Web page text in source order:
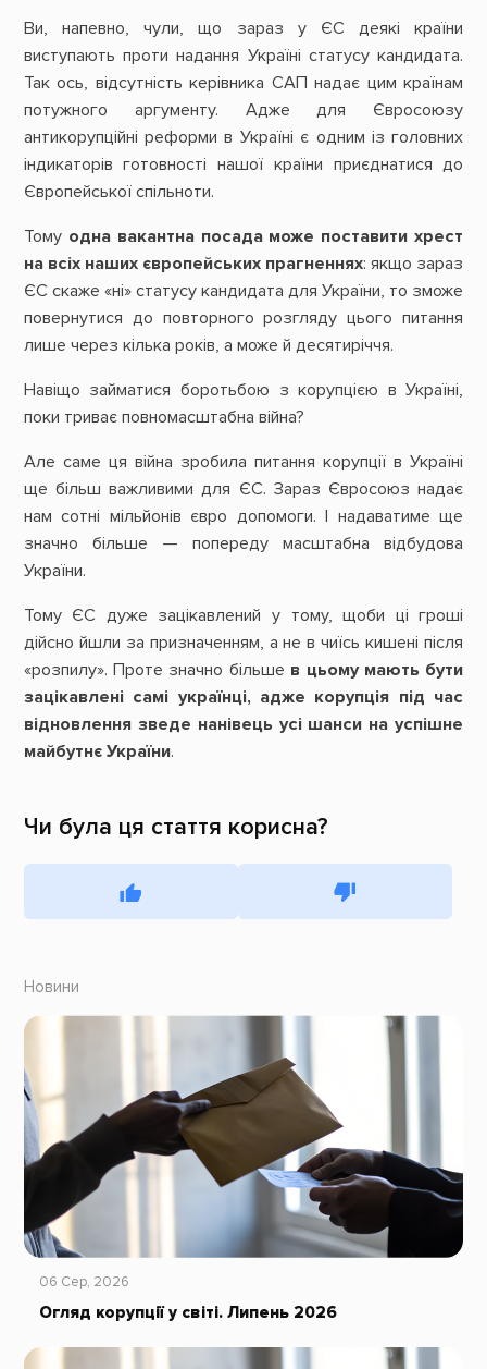
Ви, напевно, чули, що зараз у ЄС деякі країни
виступають проти надання Україні статусу кандидата.
Так ось, відсутність керівника САП надає цим країнам
потужного аргументу. Адже для Євросоюзу
антикорупційні реформи в Україні є одним із головних
індикаторів готовності нашої країни приєднатися до
Європейської спільноти.
Тому одна вакантна посада може поставити хрест
на всіх наших європейських прагненнях: якщо зараз
ЄС скаже «ні» статусу кандидата для України, то зможе
повернутися до повторного розгляду цього питання
лише через кілька років, а може й десятиріччя.
Навіщо займатися боротьбою з корупцією в Україні,
поки триває повномасштабна війна?
Але саме ця війна зробила питання корупції в Україні
ще більш важливими для ЄС. Зараз Євросоюз надає
нам сотні мільйонів євро допомоги. І надаватиме ще
значно більше — попереду масштабна відбудова
України.
Тому ЄС дуже зацікавлений у тому, щоби ці гроші
дійсно йшли за призначенням, а не в чиїсь кишені після
«розпилу». Проте значно більше в цьому мають бути
зацікавлені самі українці, адже корупція під час
відновлення зведе нанівець усі шанси на успішне
майбутнє України.
Чи була ця стаття корисна?
Новини
06 Сер, 2026
Огляд корупції у світі. Липень 2026